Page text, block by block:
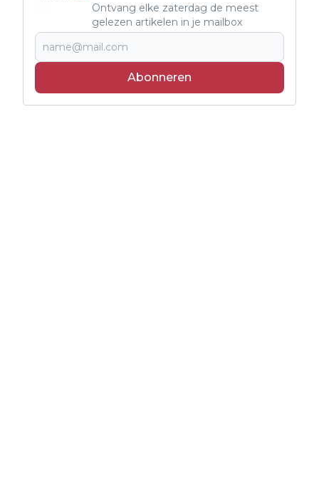
Ontvang elke zaterdag de meest
gelezen artikelen in je mailbox
Abonneren